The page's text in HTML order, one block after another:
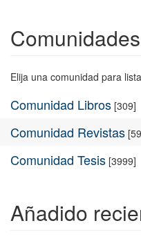
Comunidades
Elija una comunidad para
Comunidad Libros [309]
Comunidad Revistas
Comunidad Tesis [3999]
Añadido